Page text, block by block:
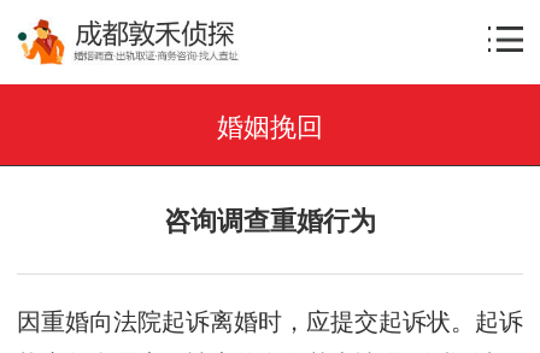
婚姻挽回
咨询调查重婚行为
因重婚向法院起诉离婚时，应提交起诉状。起诉